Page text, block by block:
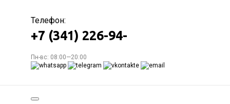
Телефон:
+7 (341) 226-94-
Пн-вс: 08:00—20:00